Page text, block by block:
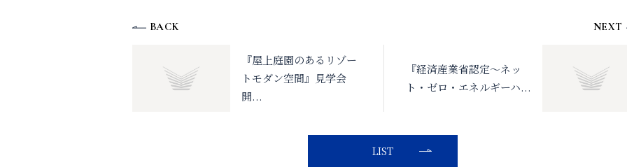
BACK
『屋上庭園のあるリゾー
トモダン空間』見学会
開...
NEXT
『経済産業省認定～ネッ
ト・ゼロ・エネルギーハ...
LIST